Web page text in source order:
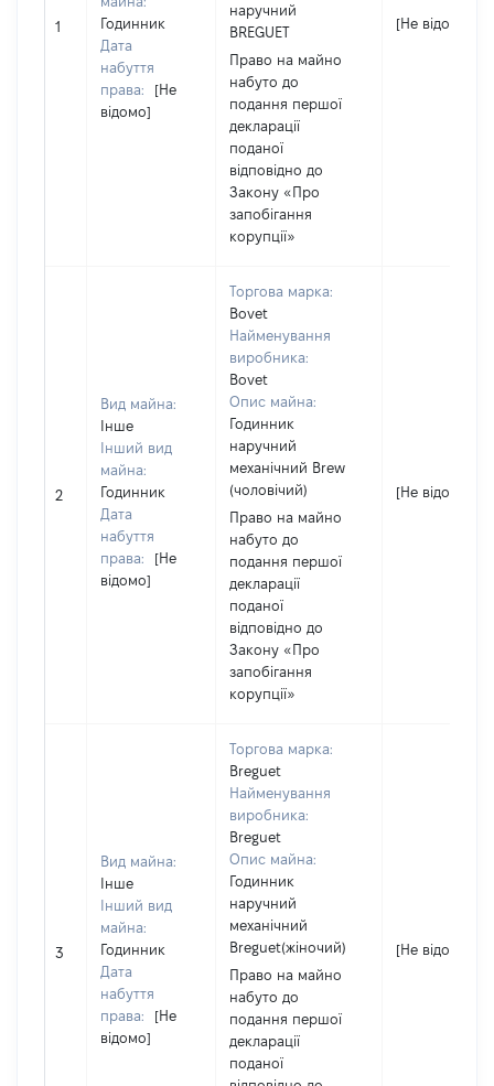
1
Годинник
Дата
набуття
права:
[Не
відомо]
наручний
BREGUET
Право на майно
набуто до
подання першої
декларації
поданої
відповідно до
Закону «Про
запобігання
корупції»
[Не відомо]
2
Вид майна:
Інше
Інший вид
майна:
Годинник
Дата
набуття
права:
[Не
відомо]
Торгова марка:
Bovet
Найменування
виробника:
Bovet
Опис майна:
Годинник
наручний
механічний Brew
(чоловічий)
Право на майно
набуто до
подання першої
декларації
поданої
відповідно до
Закону «Про
запобігання
корупції»
[Не відомо]
3
Вид майна:
Інше
Інший вид
майна:
Годинник
Дата
набуття
права:
[Не
відомо]
Торгова марка:
Breguet
Найменування
виробника:
Breguet
Опис майна:
Годинник
наручний
механічний
Breguet(жіночий)
Право на майно
набуто до
подання першої
декларації
поданої
[Не відомо]